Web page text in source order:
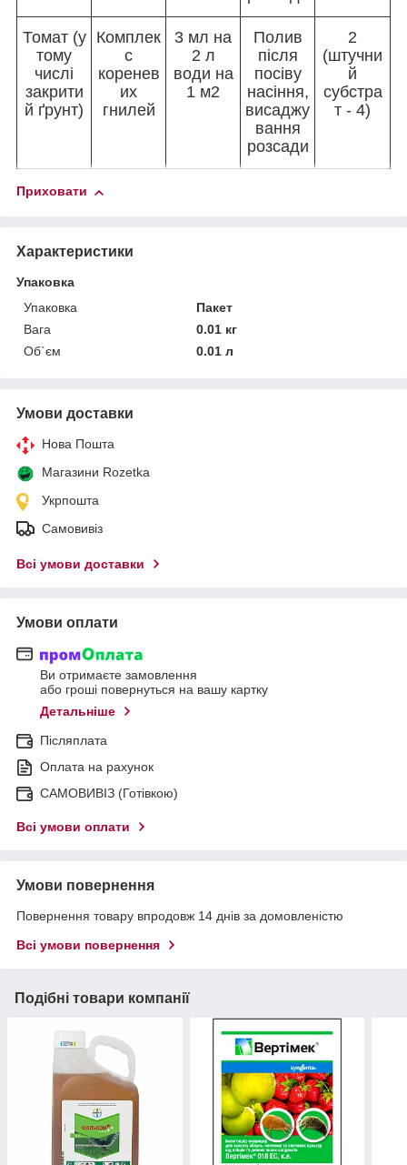
Томат (у
тому
числі
закрити
й ґрунт)
Комплек
с
коренев
их
гнилей
3 мл на
2 л
води на
1 м2
Полив
після
посіву
насіння,
висаджу
вання
розсади
2
(штучни
й
субстра
т - 4)
Приховати
Характеристики
Упаковка
Упаковка
Пакет
Вага
0.01 кг
Об`єм
0.01 л
Умови доставки
Нова Пошта
Магазини Rozetka
Укрпошта
Самовивіз
Всі умови доставки
Умови оплати
Ви отримаєте замовлення
або гроші повернуться на вашу картку
Детальніше
Післяплата
Оплата на рахунок
САМОВИВІЗ (Готівкою)
Всі умови оплати
Умови повернення
Повернення товару впродовж 14 днів за домовленістю
Всі умови повернення
Подібні товари компанії